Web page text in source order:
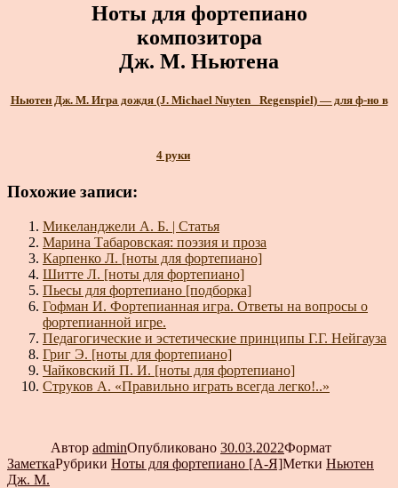
Ноты для фортепиано
композитора
Дж. М. Ньютена
Ньютен Дж. М. Игра дождя (J. Michael Nuyten_ Regenspiel) — для ф-но в
4 руки
Похожие записи:
Микеланджели А. Б. | Статья
Марина Табаровская: поэзия и проза
Карпенко Л. [ноты для фортепиано]
Шитте Л. [ноты для фортепиано]
Пьесы для фортепиано [подборка]
Гофман И. Фортепианная игра. Ответы на вопросы о
фортепианной игре.
Педагогические и эстетические принципы Г.Г. Нейгауза
Григ Э. [ноты для фортепиано]
Чайковский П. И. [ноты для фортепиано]
Струков А. «Правильно играть всегда легко!..»
Автор adminОпубликовано 30.03.2022Формат
ЗаметкаРубрики Ноты для фортепиано [А-Я]Метки Ньютен
Дж. М.